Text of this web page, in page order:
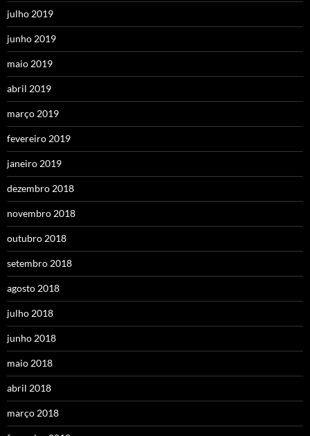
julho 2019
junho 2019
maio 2019
abril 2019
março 2019
fevereiro 2019
janeiro 2019
dezembro 2018
novembro 2018
outubro 2018
setembro 2018
agosto 2018
julho 2018
junho 2018
maio 2018
abril 2018
março 2018